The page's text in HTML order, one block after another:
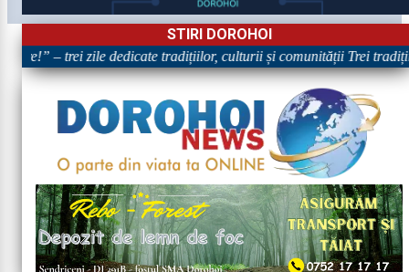
STIRI DOROHOI
– trei zile dedicate tradițiilor, culturii și comunității Trei